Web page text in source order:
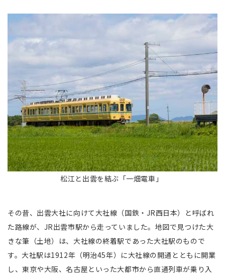
松江と出雲を結ぶ「一畑電車」
その昔、出雲大社に向けて大社線（国鉄・JR西日本）と呼ばれ
た路線が、JR出雲市駅から走っていました。地図で見つけた大
きな筆（土地）は、大社線の終着駅であった大社駅のもので
す。大社駅は1912年（明治45年）に大社線の開通とともに開業
し、東京や大阪、名古屋といった大都市から直通列車が乗り入